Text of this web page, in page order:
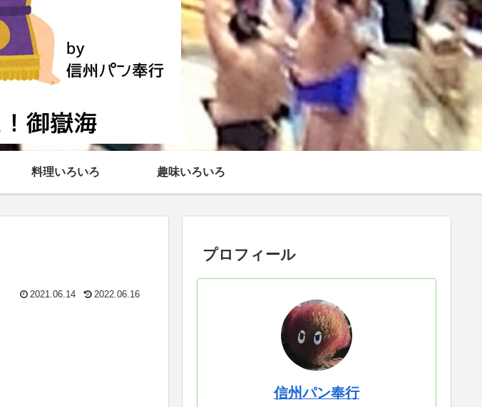
料理いろいろ 趣味いろいろ
2021.06.14 2022.06.16
プロフィール
信州パン奉行